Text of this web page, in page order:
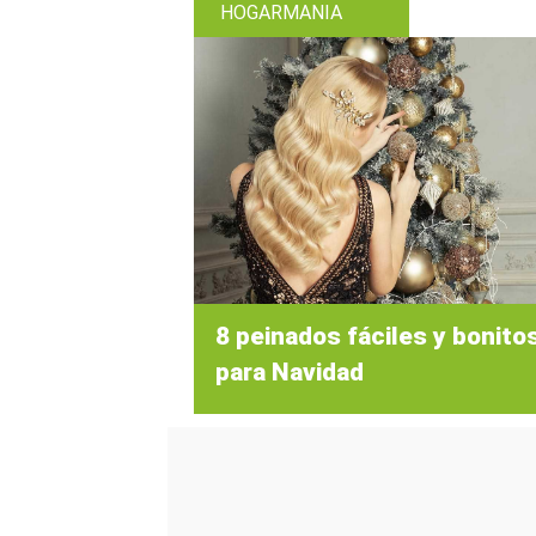
HOGARMANIA
8 peinados fáciles y
para Navidad